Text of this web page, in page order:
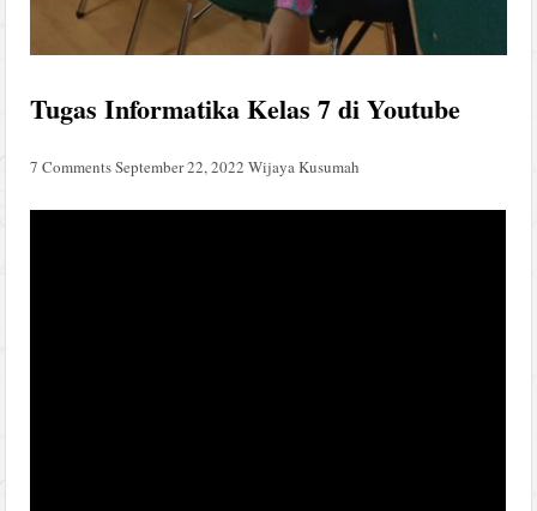
Tugas Informatika Kelas 7 di Youtube
7 CommentsSeptember 22, 2022 Wijaya Kusumah